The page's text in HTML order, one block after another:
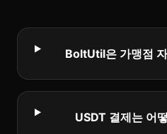
BoltUtil은 가맹점
USDT 결제는 어